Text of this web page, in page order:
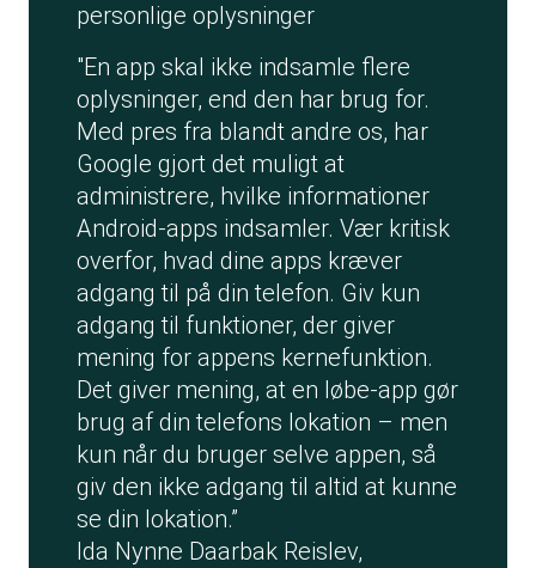
personlige oplysninger
"En app skal ikke indsamle flere
oplysninger, end den har brug for.
Med pres fra blandt andre os, har
Google gjort det muligt at
administrere, hvilke informationer
Android-apps indsamler. Vær kritisk
overfor, hvad dine apps kræver
adgang til på din telefon. Giv kun
adgang til funktioner, der giver
mening for appens kernefunktion.
Det giver mening, at en løbe-app gør
brug af din telefons lokation – men
kun når du bruger selve appen, så
giv den ikke adgang til altid at kunne
se din lokation.”
Ida Nynne Daarbak Reislev,